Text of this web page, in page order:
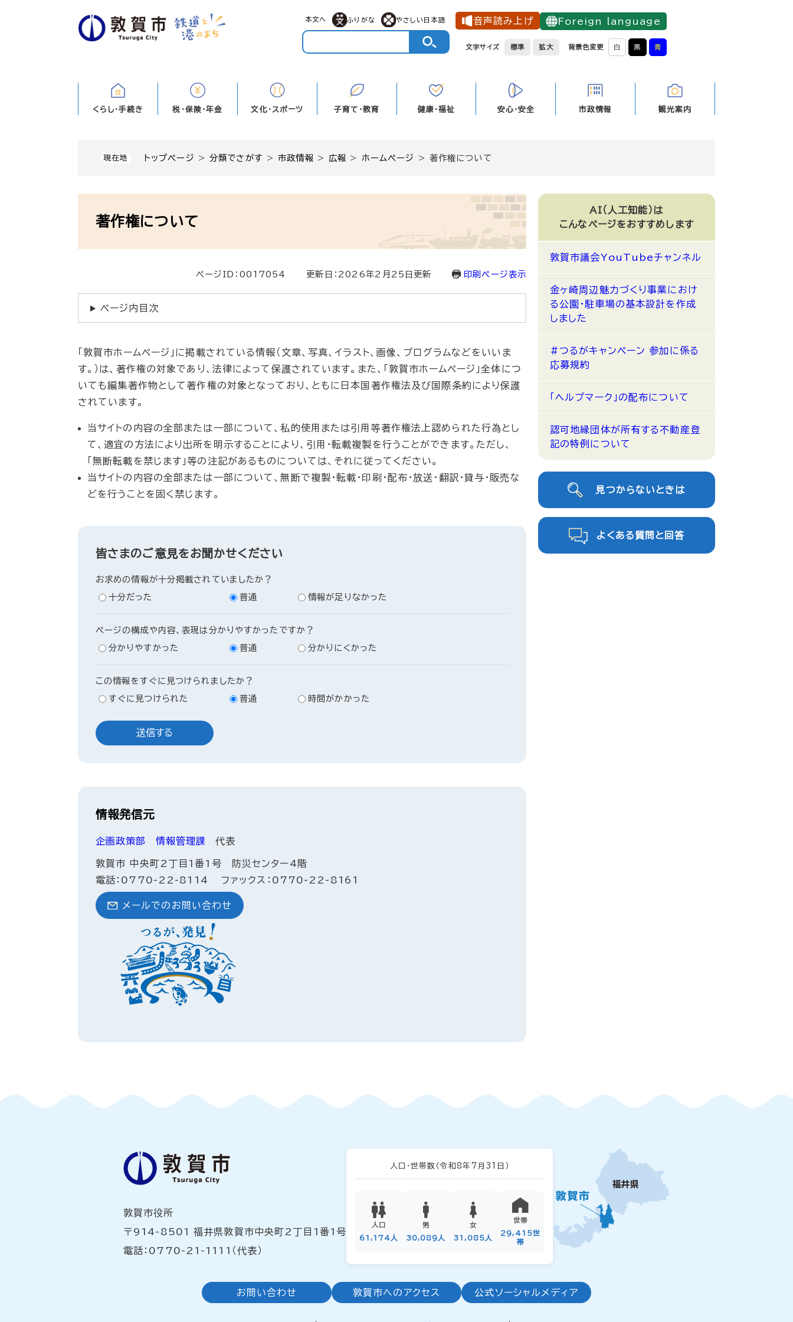
本文へ ふりがな やさしい日本語 音声読み上げ Foreign language
文字サイズ 標準 拡大 背景色変更 白 黒 青
くらし・手続き 税・保険・年金 文化・スポーツ 子育て・教育 健康・福祉 安心・安全 市政情報 観光案内
現在地 トップページ >分類でさがす >市政情報 > 広報 > ホームページ > 著作権について
著作権について
ページID：0017054 更新日：2026年2月25日更新 印刷ページ表示
ページ内目次
「敦賀市ホームページ」に掲載されている情報（文章、写真、イラスト、画像、プログラムなどをいいま
す。）は、著作権の対象であり、法律によって保護されています。また、「敦賀市ホームページ」全体につ
いても編集著作物として著作権の対象となっており、ともに日本国著作権法及び国際条約により保護
されています。
当サイトの内容の全部または一部について、私的使用または引用等著作権法上認められた行為とし
て、適宜の方法により出所を明示することにより、引用・転載複製を行うことができます。ただし、
「無断転載を禁じます」等の注記があるものについては、それに従ってください。
当サイトの内容の全部または一部について、無断で複製・転載・印刷・配布・放送・翻訳・貸与・販売な
どを行うことを固く禁じます。
皆さまのご意見をお聞かせください
お求めの情報が十分掲載されていましたか？
十分だった
普通 情報が足りなかった
ページの構成や内容、表現は分かりやすかったですか？
分かりやすかった
普通 分かりにくかった
この情報をすぐに見つけられましたか？
すぐに見つけられた
普通 時間がかかった
情報発信元
企画政策部 情報管理課 代表
敦賀市 中央町2丁目1番1号 防災センター4階
電話：0770-22-8114
ファックス：0770-22-8161
メールでのお問い合わせ
AI（人工知能）は
こんなページをおすすめします
敦賀市議会YouTubeチャンネル
金ヶ崎周辺魅力づくり事業におけ
る公園・駐車場の基本設計を作成
しました
#つるがキャンペーン 参加に係る
応募規約
「ヘルプマーク」の配布について
認可地縁団体が所有する不動産登
記の特例について
見つからないときは
よくある質問と回答
敦賀市役所
〒914-8501 福井県敦賀市中央町2丁目1番1号
電話：0770-21-1111（代表）
人口・世帯数 （令和8年7月31日）
人口
61,174人
男
30,089人
女
31,085人
世帯
29,415世
帯
お問い合わせ 敦賀市へのアクセス 公式ソーシャルメディア